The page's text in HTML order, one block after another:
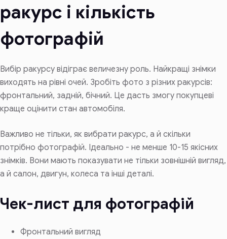
ракурс і кількість
фотографій
Вибір ракурсу відіграє величезну роль. Найкращі знімки
виходять на рівні очей. Зробіть фото з різних ракурсів:
фронтальний, задній, бічний. Це дасть змогу покупцеві
краще оцінити стан автомобіля.
Важливо не тільки, як вибрати ракурс, а й скільки
потрібно фотографій. Ідеально - не менше 10-15 якісних
знімків. Вони мають показувати не тільки зовнішній вигляд,
а й салон, двигун, колеса та інші деталі.
Чек-лист для фотографій
Фронтальний вигляд